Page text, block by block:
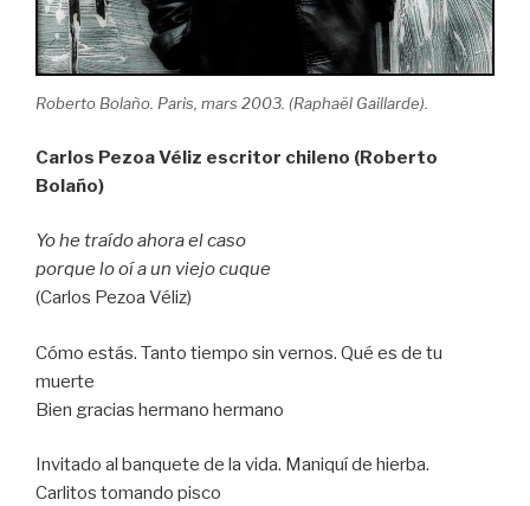
Roberto Bolaño. Paris, mars 2003. (Raphaël Gaillarde).
Carlos Pezoa Véliz escritor chileno (Roberto
Bolaño)
Yo he traído ahora el caso
porque lo oí a un viejo cuque
(Carlos Pezoa Véliz)
Cómo estás. Tanto tiempo sin vernos. Qué es de tu
muerte
Bien gracias hermano hermano
Invitado al banquete de la vida. Maniquí de hierba.
Carlitos tomando pisco